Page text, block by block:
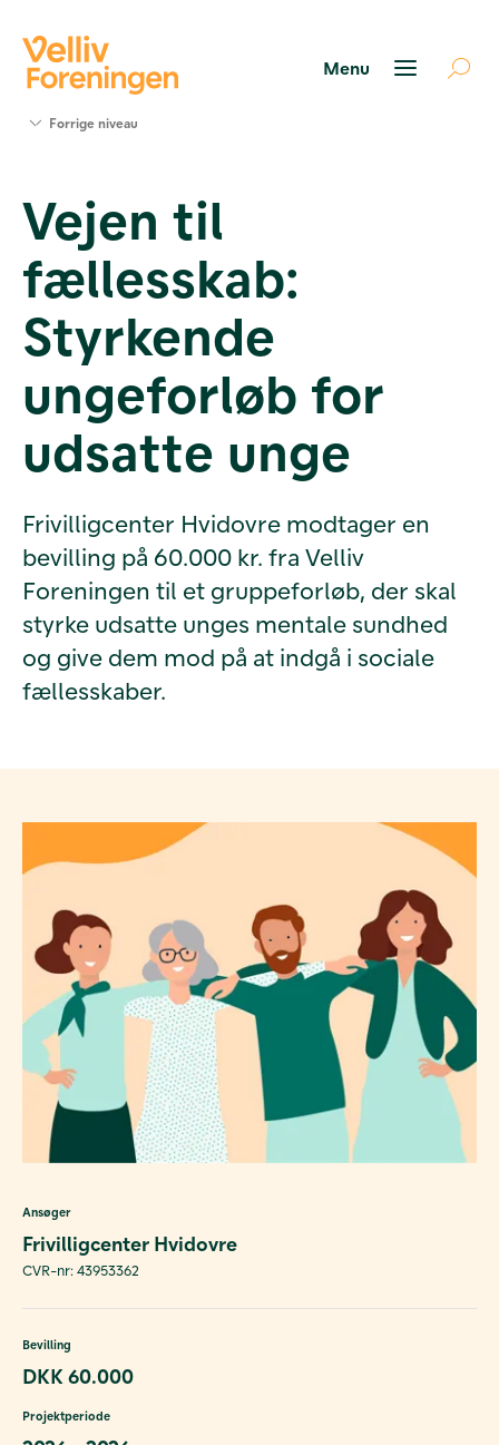
Værktøjer
og viden
Om Velliv
Foreningen
os
Forrige niveau
Vejen til
fællesskab:
Styrkende
ungeforløb for
udsatte unge
Frivilligcenter Hvidovre modtager en
bevilling på 60.000 kr. fra Velliv
Foreningen til et gruppeforløb, der skal
styrke udsatte unges mentale sundhed
og give dem mod på at indgå i sociale
fællesskaber.
Ansøger
Frivilligcenter Hvidovre
CVR-nr: 43953362
Bevilling
DKK 60.000
Projektperiode